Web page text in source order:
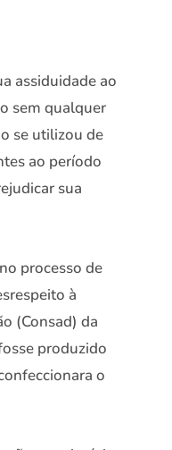
assiduidade ao
sem qualquer
se utilizou de
ao período
sua
processo de
à
(Consad) da
produzido
o